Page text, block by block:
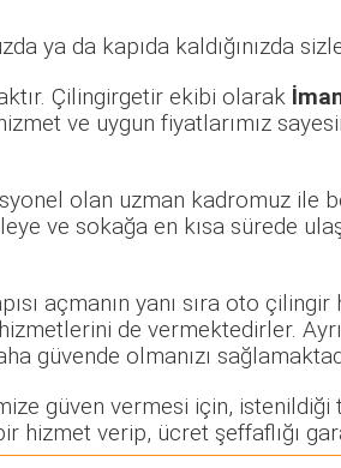
ya da kapıda kaldığınızda
Çilingirgetir ekibi olarak
ve uygun fiyatlarımız
olan uzman kadromuz ile
ve sokağa en kısa sürede
açmanın yanı sıra oto
de vermektedirler.
güvende olmanızı
güven vermesi için, istenildiği
hizmet verip, ücret şeffaflığı